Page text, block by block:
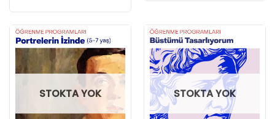
STOKTA YOK STOKTA YOK